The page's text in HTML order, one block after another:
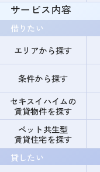
サービス内容
借りたい
エリアから探す
条件から探す
セキスイハイムの
賃貸物件を探す
ペット共生型
賃貸住宅を探す
貸したい